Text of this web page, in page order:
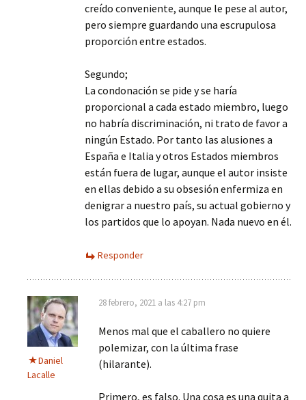
creído conveniente, aunque le pese al autor,
pero siempre guardando una escrupulosa
proporción entre estados.
Segundo;
La condonación se pide y se haría
proporcional a cada estado miembro, luego
no habría discriminación, ni trato de favor a
ningún Estado. Por tanto las alusiones a
España e Italia y otros Estados miembros
están fuera de lugar, aunque el autor insiste
en ellas debido a su obsesión enfermiza en
denigrar a nuestro país, su actual gobierno y
los partidos que lo apoyan. Nada nuevo en él.
Responder
Daniel
Lacalle
28 febrero, 2021 a las 4:27 pm
Menos mal que el caballero no quiere
polemizar, con la última frase
(hilarante).
Primero, es falso. Una cosa es una quita a